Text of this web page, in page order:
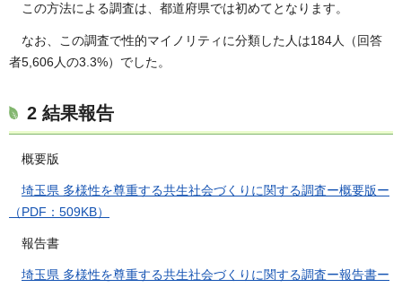
この方法による調査は、都道府県では初めてとなります。
なお、この調査で性的マイノリティに分類した人は184人（回答
者5,606人の3.3%）でした。
2 結果報告
概要版
埼玉県 多様性を尊重する共生社会づくりに関する調査ー概要版ー
（PDF：509KB）
報告書
埼玉県 多様性を尊重する共生社会づくりに関する調査ー報告書ー